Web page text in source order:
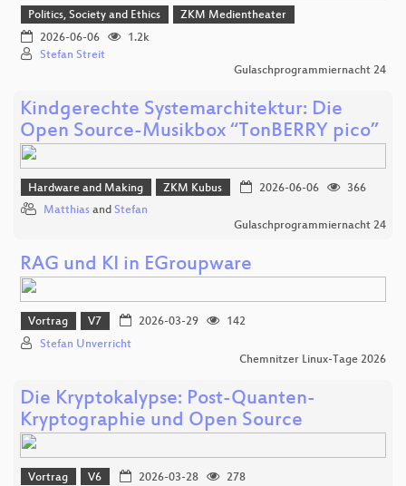
Politics, Society and Ethics
ZKM Medientheater
2026-06-06
1.2k
Stefan Streit
Gulaschprogrammiernacht 24
Kindgerechte Systemarchitektur: Die
Open Source-Musikbox “TonBERRY pico”
Hardware and Making ZKM Kubus 2026-06-06
366
Matthias and Stefan
Gulaschprogrammiernacht 24
RAG und KI in EGroupware
Vortrag V7 2026-03-29
142
Stefan Unverricht
Chemnitzer Linux-Tage 2026
Die Kryptokalypse: Post-Quanten-
Kryptographie und Open Source
Vortrag V6 2026-03-28
278